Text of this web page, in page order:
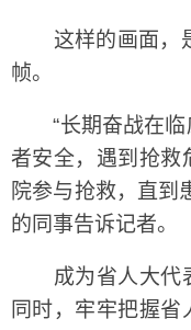
这样的画面，是
帧。
“长期奋战在临
者安全，遇到抢救
院参与抢救，直到
的同事告诉记者。
成为省人大代表
同时，牢牢把握